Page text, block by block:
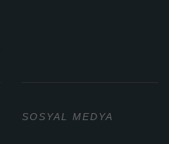
SOSYAL MEDYA